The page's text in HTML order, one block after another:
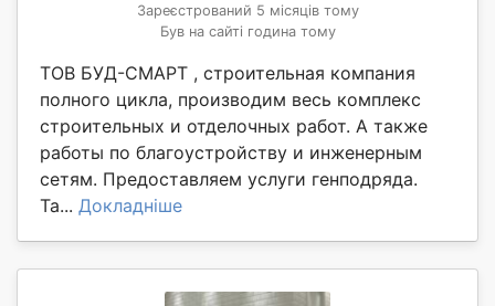
Зареєстрований 5 місяців тому
Був на сайті година тому
ТОВ БУД-СМАРТ , строительная компания
полного цикла, производим весь комплекс
строительных и отделочных работ. А также
работы по благоустройству и инженерным
сетям. Предоставляем услуги генподряда.
Та... Докладніше